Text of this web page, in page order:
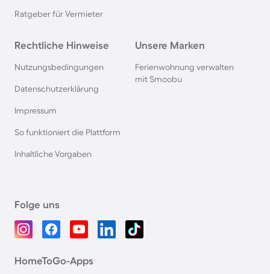
Ratgeber für Vermieter
Rechtliche Hinweise
Nutzungsbedingungen
Datenschutzerklärung
Impressum
So funktioniert die Plattform
Inhaltliche Vorgaben
Unsere Marken
Ferienwohnung verwalten
mit Smoobu
Folge uns
HomeToGo-Apps